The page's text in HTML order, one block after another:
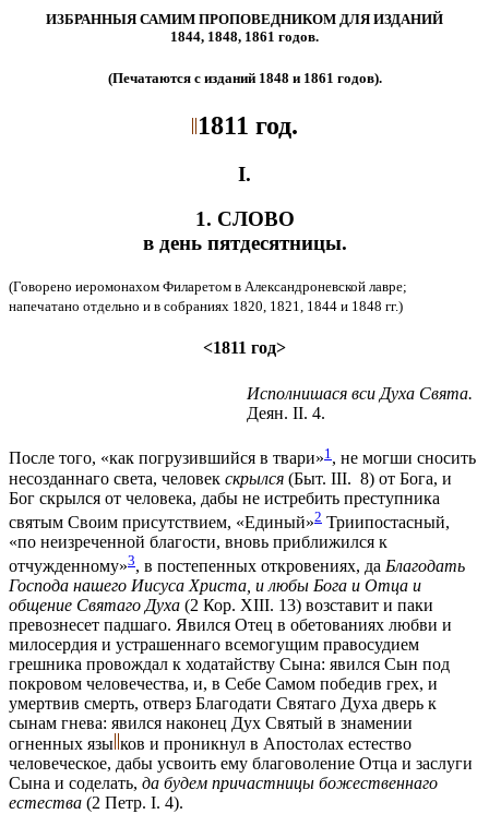
ИЗБРАННЫЯ САМИМ ПРОПОВЕДНИКОМ ДЛЯ ИЗДАНИЙ
1844, 1848, 1861 годов.
(Печатаются с изданий 1848 и 1861 годов).
1811 год.
I.
1. СЛОВО
в день пятдесятницы.
(Говорено иеромонахом Филаретом в Александроневской лавре;
напечатано отдельно и в собраниях 1820, 1821, 1844 и 1848 гг.)
<1811 год>
Исполнишася вси Духа Свята.
Деян. II. 4.
После того, «как погрузившийся в твари»1 , не могши сносить
несозданнаго света, человек скрылся (Быт. III. 8) от Бога, и
Бог скрылся от человека, дабы не истребить преступника
святым Своим присутствием, «Единый»2 Триипостасный,
«по неизреченной благости, вновь приближился к
отчужденному»3, в постепенных откровениях, да Благодать
Господа нашего Иисуса Христа, и любы Бога и Отца и
общение Святаго Духа (2 Кор. XIII. 13) возставит и паки
превознесет падшаго. Явился Отец в обетованиях любви и
милосердия и устрашеннаго всемогущим правосудием
грешника провождал к ходатайству Сына: явился Сын под
покровом человечества, и, в Себе Самом победив грех, и
умертвив смерть, отверз Благодати Святаго Духа дверь к
сынам гнева: явился наконец Дух Святый в знамении
огненных язы ков и проникнул в Апостолах естество
человеческое, дабы усвоить ему благоволение Отца и заслуги
Сына и соделать, да будем причастницы божественнаго
естества (2 Петр. I. 4).